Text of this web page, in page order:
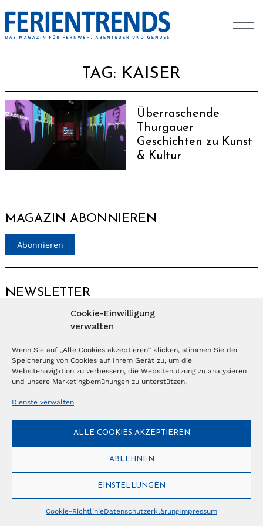
Cookie-Einwilligung
verwalten
Wenn Sie auf „Alle Cookies akzeptieren“ klicken, stimmen Sie der
Speicherung von Cookies auf Ihrem Gerät zu, um die
Websitenavigation zu verbessern, die Websitenutzung zu analysieren
und unsere Marketingbemühungen zu unterstützen.
Dienste verwalten
ALLE COOKIES AKZEPTIEREN
ABLEHNEN
EINSTELLUNGEN
Cookie-RichtlinieDatenschutzerklärungImpressum
TAG: KAISER
Überraschende
Thurgauer
Geschichten zu Kunst
& Kultur
MAGAZIN ABONNIEREN
Abonnieren
NEWSLETTER
© Copyright 2026 – Ferientrends // info@tlvg.ch// +41 31 300 30 85 //
Tourismus Lifestyle Verlag GmbH // Frohbergweg 1 - CH-3012 Bern //
Datenschutzerklärung//Impressum